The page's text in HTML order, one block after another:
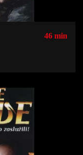
46 min